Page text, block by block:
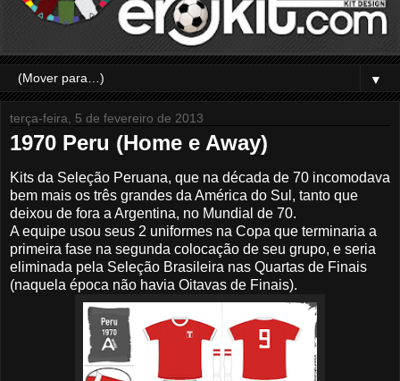
▼
terça-feira, 5 de fevereiro de 2013
1970 Peru (Home e Away)
Kits da Seleção Peruana, que na década de 70 incomodava
bem mais os três grandes da América do Sul, tanto que
deixou de fora a Argentina, no Mundial de 70.
A equipe usou seus 2 uniformes na Copa que terminaria a
primeira fase na segunda colocação de seu grupo, e seria
eliminada pela Seleção Brasileira nas Quartas de Finais
(naquela época não havia Oitavas de Finais).